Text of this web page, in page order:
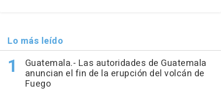
Lo más leído
Guatemala.- Las autoridades de Guatemala
anuncian el fin de la erupción del volcán de
Fuego